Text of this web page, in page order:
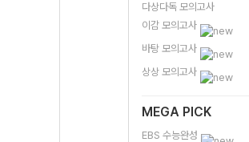
다상다독 모의고사
이감 모의고사
바탕 모의고사
상상 모의고사
MEGA PICK
EBS 수능완성